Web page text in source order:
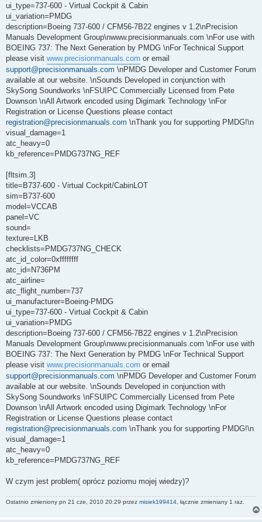
ui_type=737-600 - Virtual Cockpit & Cabin
ui_variation=PMDG
description=Boeing 737-600 / CFM56-7B22 engines v 1.2\nPrecision
Manuals Development Group\nwww.precisionmanuals.com \nFor use with
BOEING 737: The Next Generation by PMDG \nFor Technical Support
please visit www.precisionmanuals.com or email
support@precisionmanuals.com \nPMDG Developer and Customer Forum
available at our website. \nSounds Developed in conjunction with
SkySong Soundworks \nFSUIPC Commercially Licensed from Pete
Downson \nAll Artwork encoded using Digimark Technology \nFor
Registration or License Questions please contact
registration@precisionmanuals.com \nThank you for supporting PMDG!\n
visual_damage=1
atc_heavy=0
kb_reference=PMDG737NG_REF
[fltsim.3]
title=B737-600 - Virtual Cockpit/CabinLOT
sim=B737-600
model=VCCAB
panel=VC
sound=
texture=LKB
checklists=PMDG737NG_CHECK
atc_id_color=0xffffffff
atc_id=N736PM
atc_airline=
atc_flight_number=737
ui_manufacturer=Boeing-PMDG
ui_type=737-600 - Virtual Cockpit & Cabin
ui_variation=PMDG
description=Boeing 737-600 / CFM56-7B22 engines v 1.2\nPrecision
Manuals Development Group\nwww.precisionmanuals.com \nFor use with
BOEING 737: The Next Generation by PMDG \nFor Technical Support
please visit www.precisionmanuals.com or email
support@precisionmanuals.com \nPMDG Developer and Customer Forum
available at our website. \nSounds Developed in conjunction with
SkySong Soundworks \nFSUIPC Commercially Licensed from Pete
Downson \nAll Artwork encoded using Digimark Technology \nFor
Registration or License Questions please contact
registration@precisionmanuals.com \nThank you for supporting PMDG!\n
visual_damage=1
atc_heavy=0
kb_reference=PMDG737NG_REF
W czym jest problem( oprócz poziomu mojej wiedzy)?
Ostatnio zmieniony pn 21 cze, 2010 20:29 przez misiek199414 , łącznie zmieniany 1 raz.